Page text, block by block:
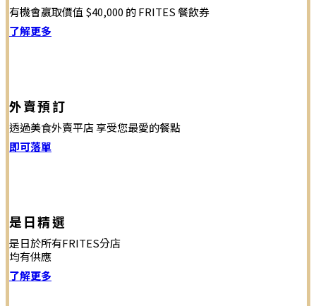
有機會嬴取價值 $40,000 的 FRITES 餐飲券
了解更多
外賣預訂
透過美食外賣平店 享受您最愛的餐點
即可落單
是日精選
是日於所有FRITES分店
均有供應
了解更多